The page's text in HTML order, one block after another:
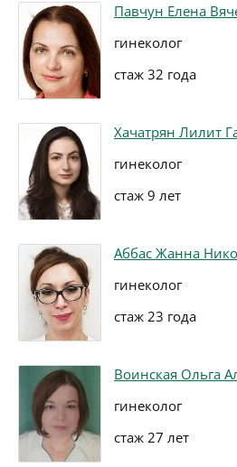
Павчун Елена
гинеколог
стаж 32 года
Хачатрян Лилит
гинеколог
стаж 9 лет
Аббас Жанна
гинеколог
стаж 23 года
Воинская Ольга
гинеколог
стаж 27 лет